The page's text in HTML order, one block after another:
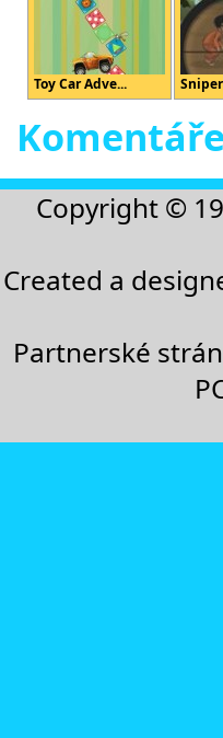
Toy Car Adve...
Copyright ©
Created a
Partnerské